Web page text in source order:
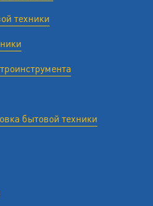
техники
бытовой техники